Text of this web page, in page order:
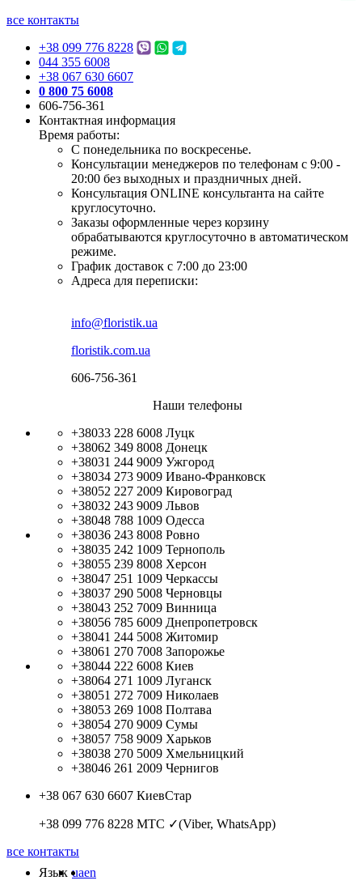
все контакты
+38 099 776 8228
044 355 6008
+38 067 630 6607
0 800 75 6008
606-756-361
Контактная информация
Время работы:
С понедельника по воскресенье.
Консультации менеджеров по телефонам с 9:00 -
20:00 без выходных и праздничных дней.
Консультация ONLINE консультанта на сайте
круглосуточно.
Заказы оформленные через корзину
обрабатываются круглосуточно в автоматическом
режиме.
График доставок с 7:00 до 23:00
Адреса для переписки:
info@floristik.ua
floristik.com.ua
606-756-361
Наши телефоны
+38033 228 6008 Луцк
+38062 349 8008 Донецк
+38031 244 9009 Ужгород
+38034 273 9009 Ивано-Франковск
+38052 227 2009 Кировоград
+38032 243 9009 Львов
+38048 788 1009 Одесса
+38036 243 8008 Ровно
+38035 242 1009 Тернополь
+38055 239 8008 Херсон
+38047 251 1009 Черкассы
+38037 290 5008 Черновцы
+38043 252 7009 Винница
+38056 785 6009 Днепропетровск
+38041 244 5008 Житомир
+38061 270 7008 Запорожье
+38044 222 6008 Киев
+38064 271 1009 Луганск
+38051 272 7009 Николаев
+38053 269 1008 Полтава
+38054 270 9009 Сумы
+38057 758 9009 Харьков
+38038 270 5009 Хмельницкий
+38046 261 2009 Чернигов
+38 067 630 6607 КиевСтар
+38 099 776 8228 МТС ✓(Viber, WhatsApp)
все контакты
Язык uaen